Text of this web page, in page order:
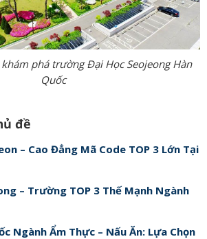
khám phá trường Đại Học Seojeong Hàn
Quốc
đề
– Cao Đẳng Mã Code TOP 3 Lớn Tại
– Trường TOP 3 Thế Mạnh Ngành
Ngành Ẩm Thực – Nấu Ăn: Lựa Chọn